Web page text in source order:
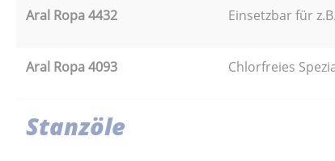
Aral Ropa 4432 Einsetzbar für
Aral Ropa 4093 Chlorfreies
Stanzöle